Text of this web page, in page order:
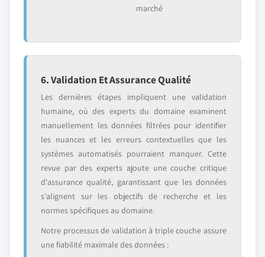
marché
6. Validation Et Assurance Qualité
Les dernières étapes impliquent une validation
humaine, où des experts du domaine examinent
manuellement les données filtrées pour identifier
les nuances et les erreurs contextuelles que les
systèmes automatisés pourraient manquer. Cette
revue par des experts ajoute une couche critique
d'assurance qualité, garantissant que les données
s'alignent sur les objectifs de recherche et les
normes spécifiques au domaine.
Notre processus de validation à triple couche assure
une fiabilité maximale des données :